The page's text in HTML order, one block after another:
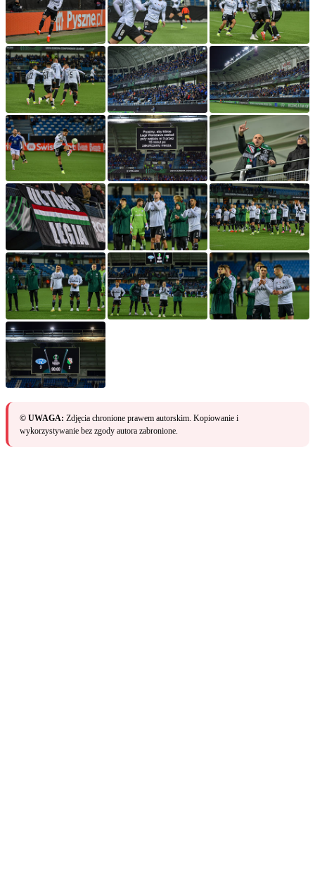
© UWAGA: Zdjęcia chronione prawem autorskim. Kopiowanie i
wykorzystywanie bez zgody autora zabronione.